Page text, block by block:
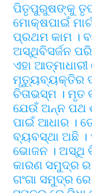
ପିତୃପୁରୁଷଙ୍କୁ
ମୋକ୍ଷପାଇଁ
ପ୍ରଥମ କାମ ।
ଅସ୍ଥିବିସର୍ଜନ
ଏହା
ମୃତ୍ୟୁବ୍ୟକ୍ତିର
ଚିତାଭସ୍ମ । ମୃତ
ଯେଉଁ ଅନ୍ନ ପଥ
ପାଇଁ ଆଧାର ।
ବ୍ୟବସ୍ଥା ଅଛି ।
ଭୋଜନ । ଅସ୍ଥି
କାରଣ ସମୁଦ୍ର
ଗଂଗା ସମୁଦ୍ର